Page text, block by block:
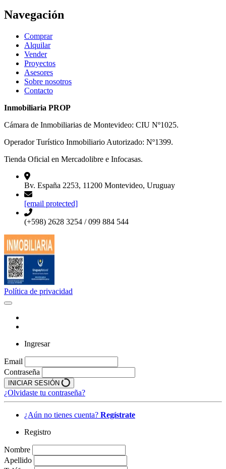
Navegación
Comprar
Alquilar
Vender
Proyectos
Asesores
Sobre nosotros
Contacto
Inmobiliaria PROP
Cámara de Inmobiliarias de Montevideo: CIU Nº1025.
Operador Turístico Inmobiliario Autorizado: Nº1399.
Tienda Oficial en Mercadolibre e Infocasas.
Bv. España 2253, 11200 Montevideo, Uruguay
[email protected]
(+598) 2628 3254 / 099 884 544
Política de privacidad
Ingresar
Email
Contraseña
INICIAR SESIÓN
¿Olvidaste tu contraseña?
¿Aún no tienes cuenta? Regístrate
Registro
Nombre
Apellido